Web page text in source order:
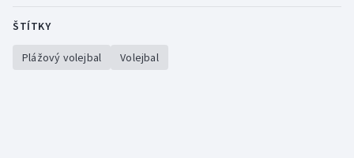
Plážový volejbal
ŠTÍTKY
Plážový volejbal Volejbal